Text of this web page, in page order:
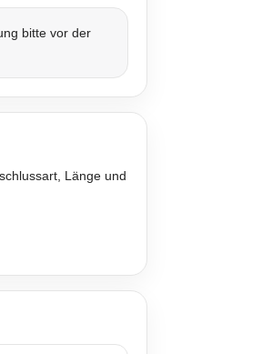
bitte vor der
Länge und